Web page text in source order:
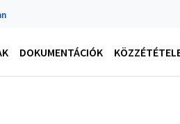
DOKUMENTÁCIÓK